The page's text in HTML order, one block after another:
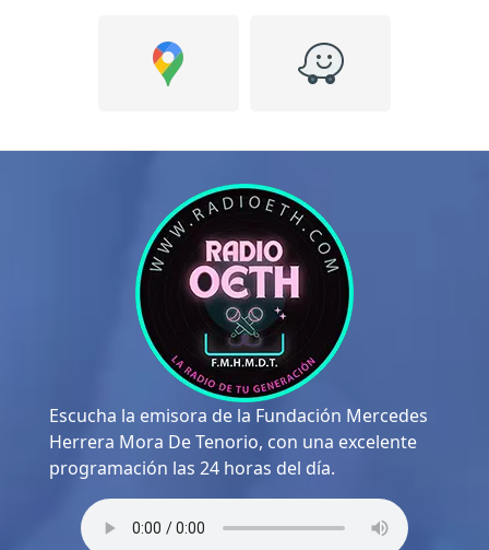
Escucha la emisora de la Fundación Mercedes
Herrera Mora De Tenorio, con una excelente
programación las 24 horas del día.